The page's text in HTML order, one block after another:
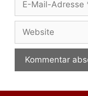
Adresse
Website